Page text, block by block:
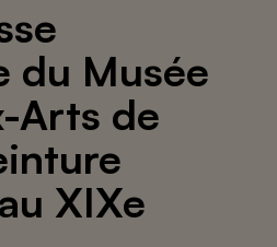
du Musée
Arts de
XIXe